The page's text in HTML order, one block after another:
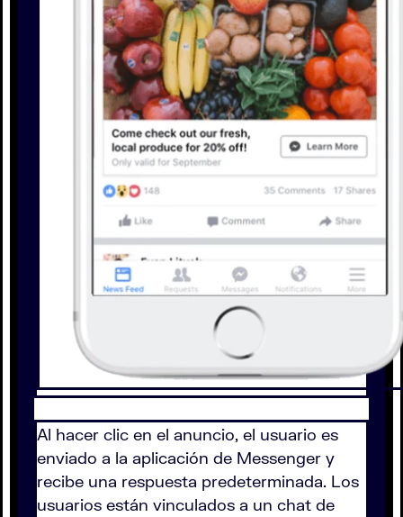
Al hacer clic en el anuncio, el usuario es
enviado a la aplicación de Messenger y
recibe una respuesta predeterminada. Los
usuarios están vinculados a un chat de